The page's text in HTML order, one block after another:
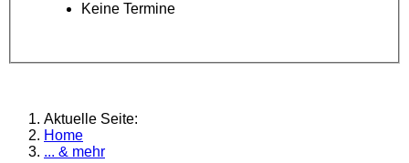
Keine Termine
Aktuelle Seite:
Home
... & mehr